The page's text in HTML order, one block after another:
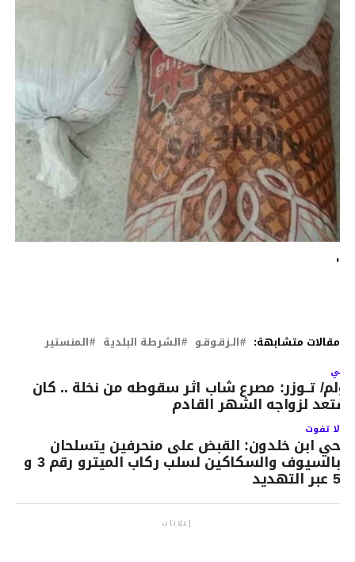
٠
مقالات متشابهة: الـزقـوقـو الشرطة البلدية المنستير
تــوزر: مصرع شاب اثر سقوطه من نخلة .. كان
لزواجه الشهر القادم
لا تفوت
حي ابن خلدون: القبض على منحرفين يتسلحان
بالسيوف والسكاكين لسلب ركاب الميترو رقم 3 و
5 عبر التهديد
إعلانات